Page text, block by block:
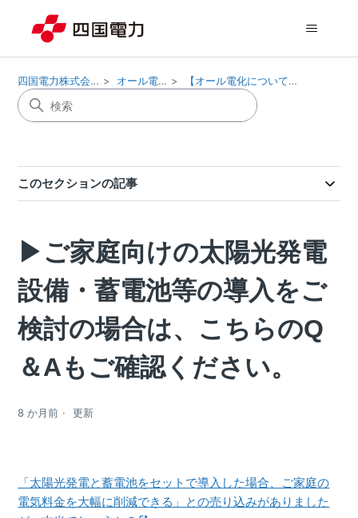
四国電力株式会社 オール電化 【オール電化について】
このセクションの記事
▶ご家庭向けの太陽光発電
設備・蓄電池等の導入をご
検討の場合は、こちらのQ
＆Aもご確認ください。
8 か月前 更新
「太陽光発電と蓄電池をセットで導入した場合、ご家庭の
電気料金を大幅に削減できる」との売り込みがありました